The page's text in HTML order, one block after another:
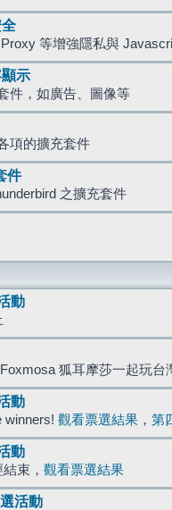
等增強隱私與
示
件，如廣告、圖像等
項的擴充套件
件
之擴充套件
動
狐耳摩莎一起玩台
動
winners! 觀看票選結果 ， 第
動
束， 觀看票選結果
活動